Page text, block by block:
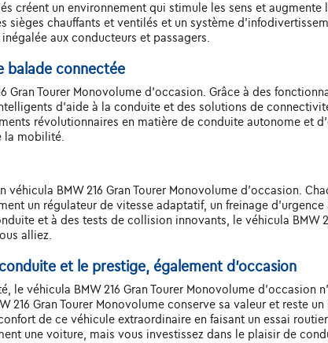
créent un environnement qui stimule les sens et
chauffants et ventilés et un système
aux conducteurs et passagers.
balade connectée
Gran Tourer Monovolume d'occasion. Grâce à des
d'aide à la conduite et des solutions de
révolutionnaires en matière de conduite autonome et
la mobilité.
véhicula BMW 216 Gran Tourer Monovolume d'occasion.
un régulateur de vitesse adaptatif, un freinage
et à des tests de collision innovants, le véhicula BMW
alliez.
et le prestige, également d'occasion
le véhicula BMW 216 Gran Tourer Monovolume d'occasion
216 Gran Tourer Monovolume conserve sa valeur et reste
de ce véhicule extraordinaire en faisant un essai
une voiture, mais vous investissez dans le plaisir de